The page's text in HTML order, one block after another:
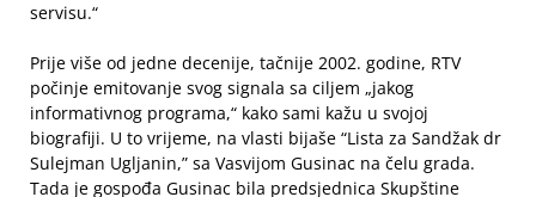
servisu.“
Prije više od jedne decenije, tačnije 2002. godine, RTV
počinje emitovanje svog signala sa ciljem „jakog
informativnog programa,“ kako sami kažu u svojoj
biografiji. U to vrijeme, na vlasti bijaše “Lista za Sandžak dr
Sulejman Ugljanin,” sa Vasvijom Gusinac na čelu grada.
Tada je gospođa Gusinac bila predsjednica Skupštine